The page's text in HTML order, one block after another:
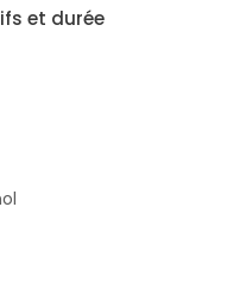
et durée